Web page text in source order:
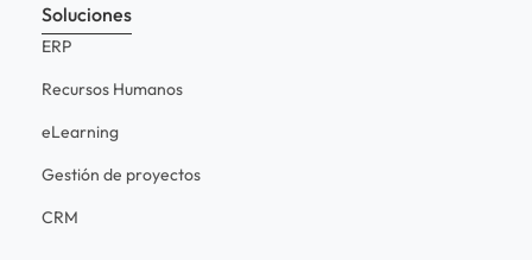
Soluciones
ERP
Recursos Humanos
eLearning
Gestión de proyectos
CRM